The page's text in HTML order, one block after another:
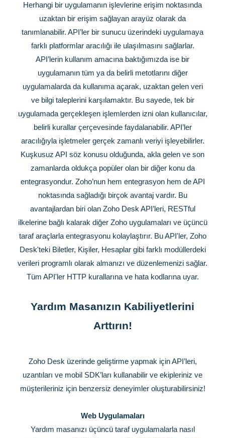
Herhangi bir uygulamanın işlevlerine erişim noktasında
uzaktan bir erişim sağlayan arayüz olarak da
tanımlanabilir. API’ler bir sunucu üzerindeki uygulamaya
farklı platformlar aracılığı ile ulaşılmasını sağlarlar.
API’lerin kullanım amacına baktığımızda ise bir
uygulamanın tüm ya da belirli metotlarını diğer
uygulamalarda da kullanıma açarak, uzaktan gelen veri
ve bilgi taleplerini karşılamaktır. Bu sayede, tek bir
uygulamada gerçekleşen işlemlerden izni olan kullanıcılar,
belirli kurallar çerçevesinde faydalanabilir. API’ler
aracılığıyla işletmeler gerçek zamanlı veriyi işleyebilirler.
Kuşkusuz API söz konusu olduğunda, akla gelen ve son
zamanlarda oldukça popüler olan bir diğer konu da
entegrasyondur. Zoho’nun hem entegrasyon hem de API
noktasında sağladığı birçok avantaj vardır. Bu
avantajlardan biri olan Zoho Desk API’leri, RESTful
ilkelerine bağlı kalarak diğer Zoho uygulamaları ve üçüncü
taraf araçlarla entegrasyonu kolaylaştırır. Bu API'ler, Zoho
Desk'teki Biletler, Kişiler, Hesaplar gibi farklı modüllerdeki
verileri programlı olarak almanızı ve düzenlemenizi sağlar.
Tüm API'ler HTTP kurallarına ve hata kodlarına uyar.
Yardım Masanızın Kabiliyetlerini
Arttırın!
Zoho Desk üzerinde geliştirme yapmak için API’leri,
uzantıları ve mobil SDK’ları kullanabilir ve ekipleriniz ve
müşterileriniz için benzersiz deneyimler oluşturabilirsiniz!
Web Uygulamaları
Yardım masanızı üçüncü taraf uygulamalarla nasıl